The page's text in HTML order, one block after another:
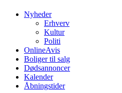
Nyheder
Erhverv
Kultur
Politi
OnlineAvis
Boliger til salg
Dødsannoncer
Kalender
Åbningstider